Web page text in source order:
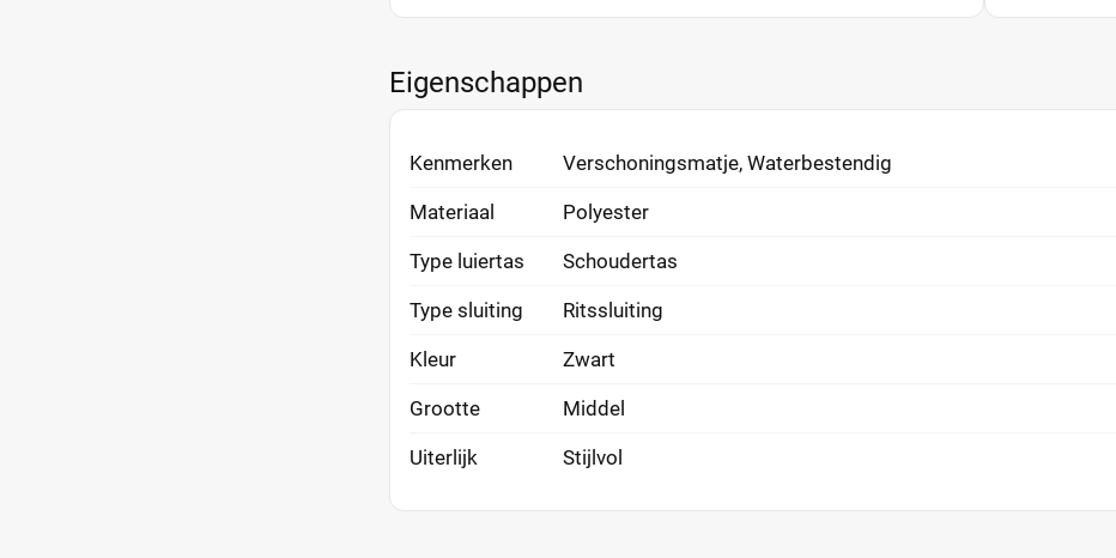
Eigenschappen
Kenmerken Verschoningsmatje, Waterbestendig
Materiaal Polyester
Type luiertas Schoudertas
Type sluiting Ritssluiting
Kleur Zwart
Grootte Middel
Uiterlijk Stijlvol